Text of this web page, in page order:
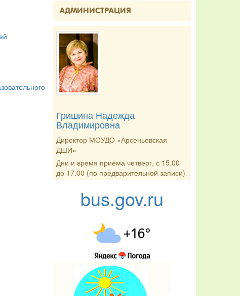
АДМИНИСТРАЦИЯ
Гришина Надежда
Владимировна
Директор МОУДО «Арсеньевская
ДШИ»
Дни и время приёма четверг, с 15.00
до 17.00 (по предварительной записи)
bus.gov.ru